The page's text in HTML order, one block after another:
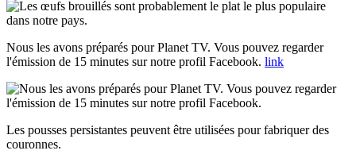
Nous les avons préparés pour Planet TV. Vous pouvez regarder
l'émission de 15 minutes sur notre profil Facebook. link
Les pousses persistantes peuvent être utilisées pour fabriquer des
couronnes.